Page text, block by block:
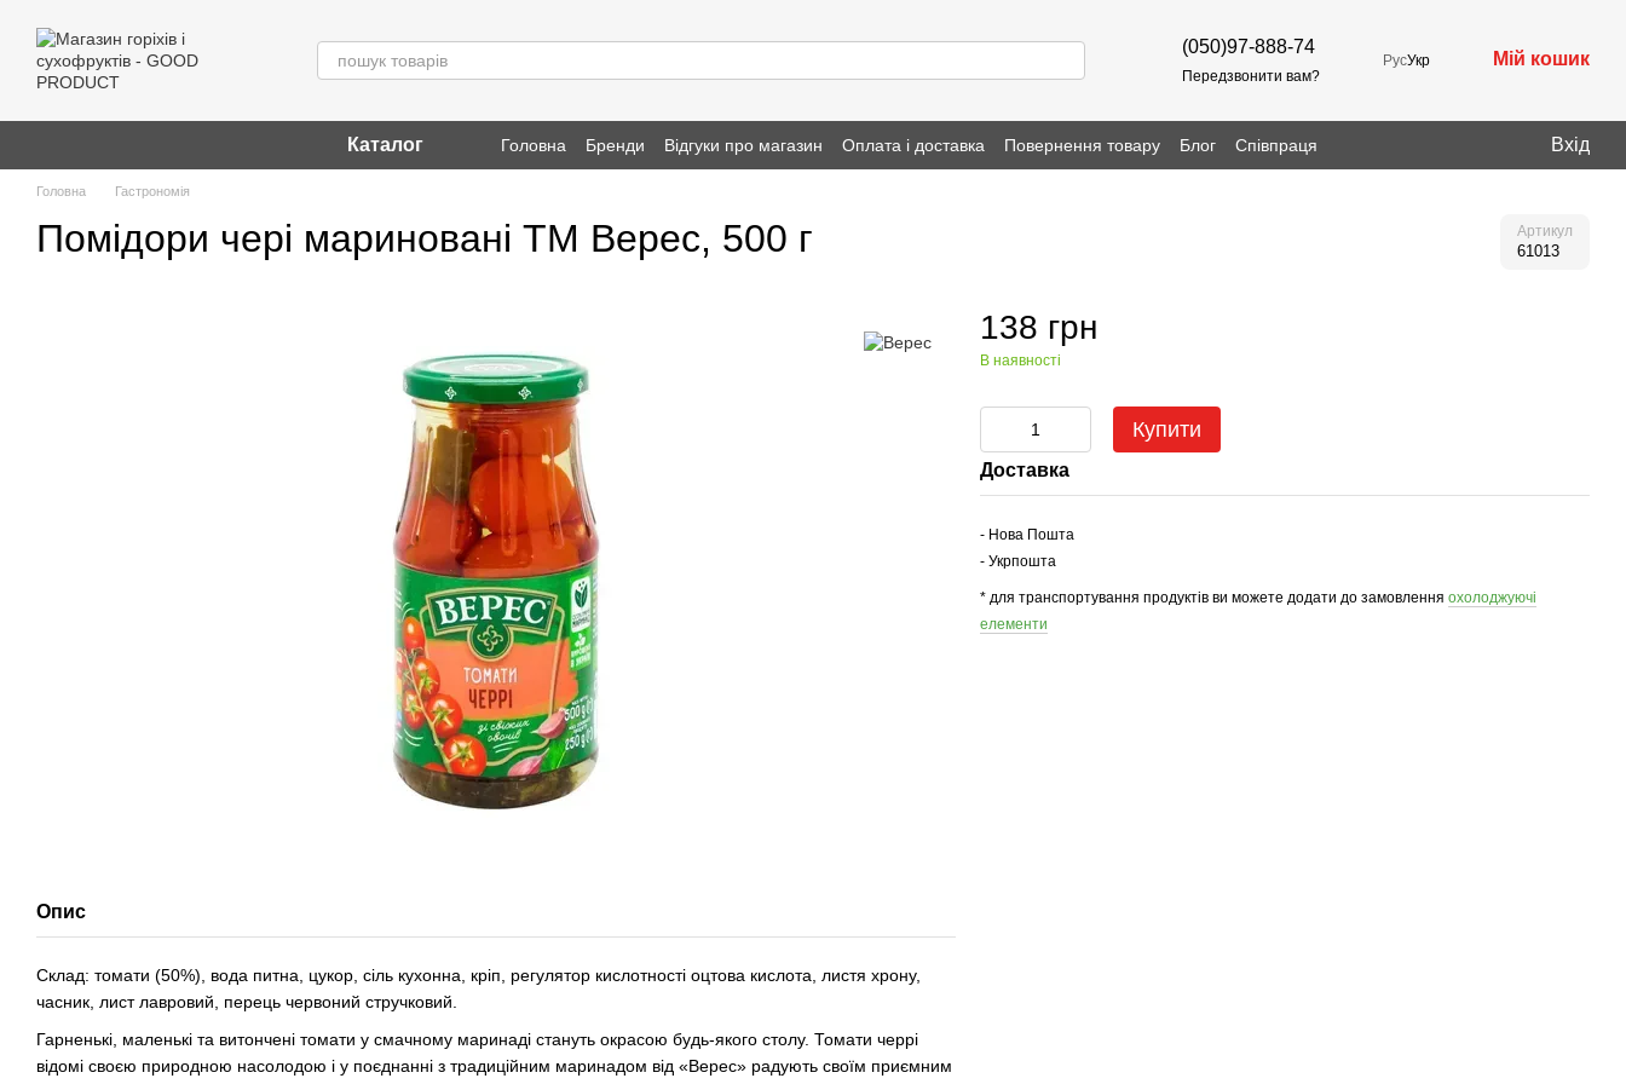
(050)97-888-74
Передзвонити вам?
РусУкр Мій кошик
Каталог Головна Бренди Відгуки про магазин Оплата і доставка Повернення товару Блог Співпраця Вхід
Головна Гастрономія
Помідори чері мариновані ТМ Верес, 500 г Артикул
61013
Опис
Склад: томати (50%), вода питна, цукор, сіль кухонна, кріп, регулятор кислотності оцтова кислота, листя хрону,
часник, лист лавровий, перець червоний стручковий.
Гарненькі, маленькі та витончені томати у смачному маринаді стануть окрасою будь-якого столу. Томати черрі
відомі своєю природною насолодою і у поєднанні з традиційним маринадом від «Верес» радують своїм приємним
138 грн
В наявності
Купити
Доставка
- Нова Пошта
- Укрпошта
* для транспортування продуктів ви можете додати до замовленняохолоджуючі
елементи